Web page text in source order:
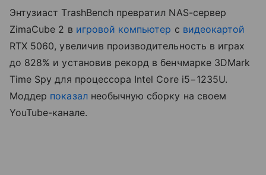
Энтузиаст TrashBench превратил NAS-сервер
ZimaCube 2 в игровой компьютер с видеокартой
RTX 5060, увеличив производительность в играх
до 828% и установив рекорд в бенчмарке 3DMark
Time Spy для процессора Intel Core i5−1235U.
Моддер показалнеобычную сборку на своем
YouTube-канале.